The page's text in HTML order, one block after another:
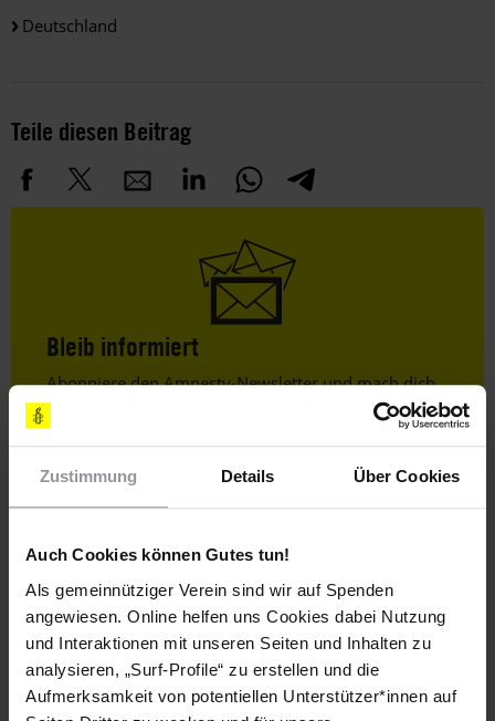
Zustimmung Details Über Cookies
Auch Cookies können Gutes tun!
Als gemeinnütziger Verein sind wir auf Spenden
angewiesen. Online helfen uns Cookies dabei Nutzung
und Interaktionen mit unseren Seiten und Inhalten zu
analysieren, „Surf-Profile“ zu erstellen und die
Aufmerksamkeit von potentiellen Unterstützer*innen auf
Deutschland
Teile diesen Beitrag
Bleib informiert
Header
Text
Abonniere den Amnesty-Newsletter und mach dich
für die Menschenrechte stark!
Nachname
E-
Ich habe dieDatenschutzrichtlinieund die
Nutzungsbedingungengelesen und stimme